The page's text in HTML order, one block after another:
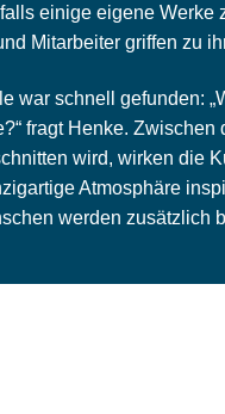
einige eigene
Mitarbeiter griffen zu
war schnell gefunden:
fragt Henke.
wird, wirken die
Atmosphäre
werden zusätzlich